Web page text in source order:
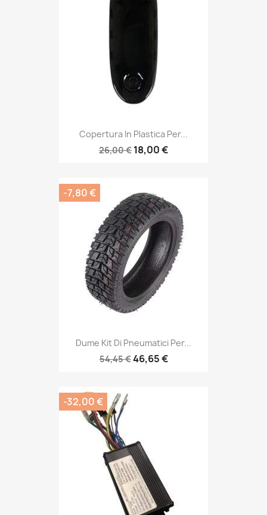
Copertura In Plastica Per...
26,00 € 18,00 €
Dume Kit Di Pneumatici Per...
54,45 €46,65 €
-7,80 €
-32,00 €